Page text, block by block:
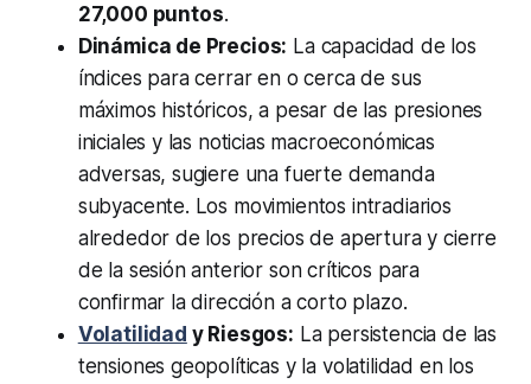
27,000 puntos.
Dinámica de Precios: La capacidad de los
índices para cerrar en o cerca de sus
máximos históricos, a pesar de las presiones
iniciales y las noticias macroeconómicas
adversas, sugiere una fuerte demanda
subyacente. Los movimientos intradiarios
alrededor de los precios de apertura y cierre
de la sesión anterior son críticos para
confirmar la dirección a corto plazo.
Volatilidad y Riesgos: La persistencia de las
tensiones geopolíticas y la volatilidad en los